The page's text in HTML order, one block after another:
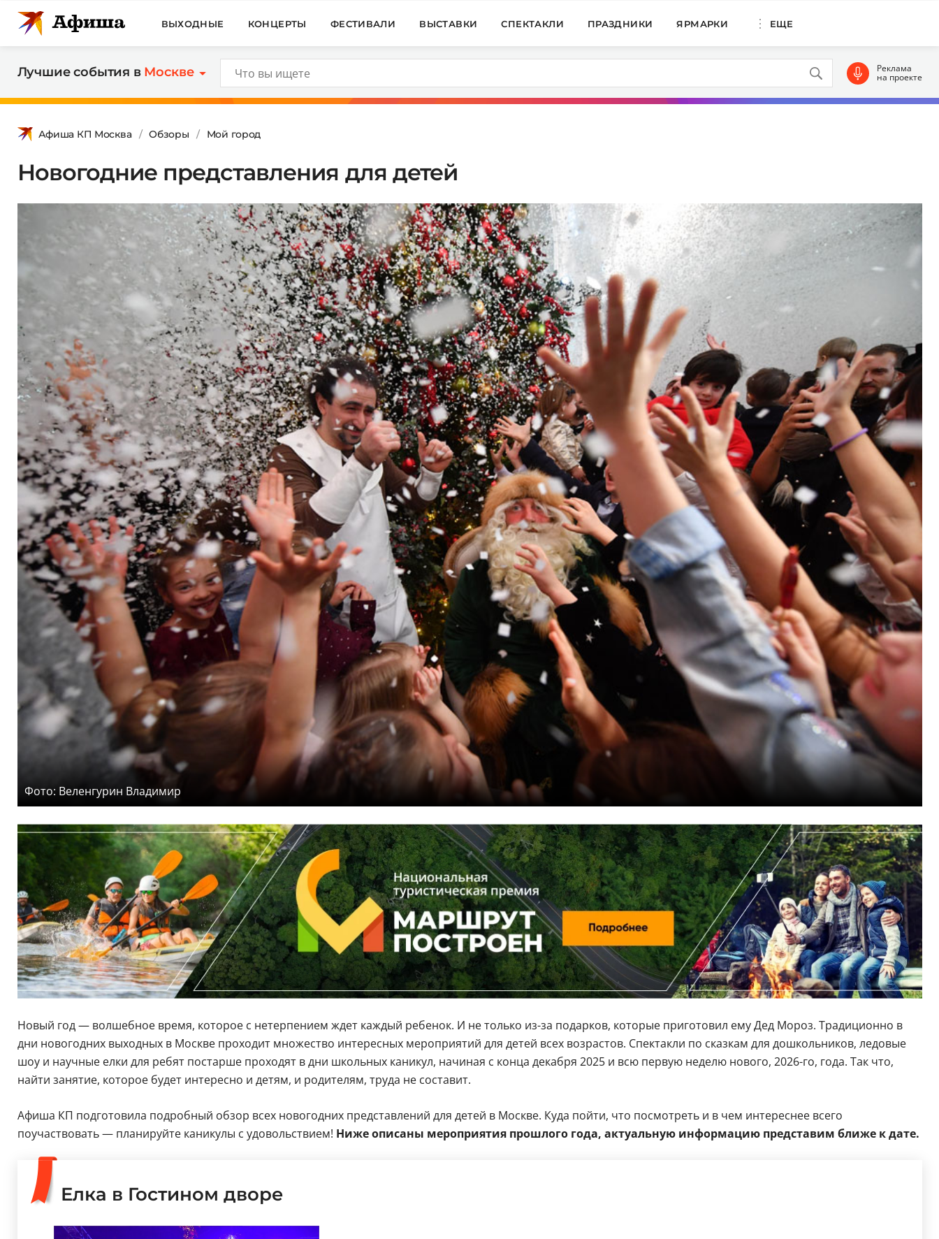
ВЫХОДНЫЕ КОНЦЕРТЫ ФЕСТИВАЛИ ВЫСТАВКИ СПЕКТАКЛИ ПРАЗДНИКИ ЯРМАРКИ ЕЩЕ
Лучшие события в Москве Реклама
на проекте
Афиша КП Москва Обзоры Мой город
Новогодние представления для детей
Фото: Веленгурин Владимир
Новый год — волшебное время, которое с нетерпением ждет каждый ребенок. И не только из-за подарков, которые приготовил ему Дед Мороз. Традиционно в
дни новогодних выходных в Москве проходит множество интересных мероприятий для детей всех возрастов. Спектакли по сказкам для дошкольников, ледовые
шоу и научные елки для ребят постарше проходят в дни школьных каникул, начиная с конца декабря 2025 и всю первую неделю нового, 2026-го, года. Так что,
найти занятие, которое будет интересно и детям, и родителям, труда не составит.
Афиша КП подготовила подробный обзор всех новогодних представлений для детей в Москве. Куда пойти, что посмотреть и в чем интереснее всего
поучаствовать — планируйте каникулы с удовольствием! Ниже описаны мероприятия прошлого года, актуальную информацию представим ближе к дате.
Елка в Гостином дворе